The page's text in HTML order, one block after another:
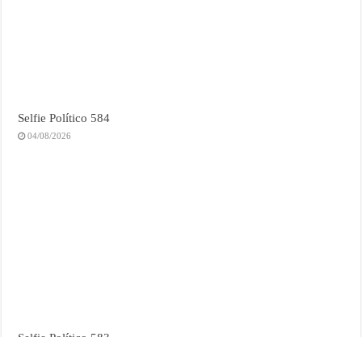
Selfie Político 584
04/08/2026